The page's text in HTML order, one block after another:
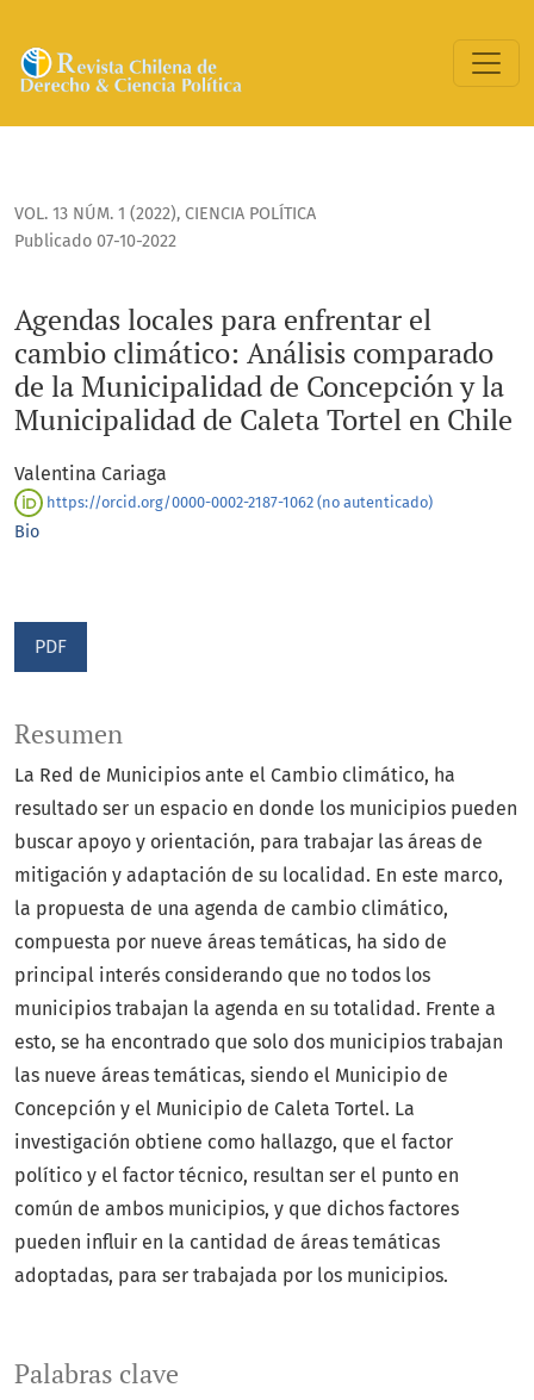
VOL. 13 NÚM. 1 (2022), CIENCIA POLÍTICA
Agendas locales para enfrentar el
cambio climático: Análisis comparado
de la Municipalidad de Concepción y la
Municipalidad de Caleta Tortel en Chile
Publicado 07-10-2022
Valentina Cariaga
https://orcid.org/0000-0002-2187-1062 (no autenticado)
Bio
PDF
Palabras clave
Resumen
La Red de Municipios ante el Cambio climático, ha
resultado ser un espacio en donde los municipios pueden
buscar apoyo y orientación, para trabajar las áreas de
mitigación y adaptación de su localidad. En este marco,
la propuesta de una agenda de cambio climático,
compuesta por nueve áreas temáticas, ha sido de
principal interés considerando que no todos los
municipios trabajan la agenda en su totalidad. Frente a
esto, se ha encontrado que solo dos municipios trabajan
las nueve áreas temáticas, siendo el Municipio de
Concepción y el Municipio de Caleta Tortel. La
investigación obtiene como hallazgo, que el factor
político y el factor técnico, resultan ser el punto en
común de ambos municipios, y que dichos factores
pueden influir en la cantidad de áreas temáticas
adoptadas, para ser trabajada por los municipios.